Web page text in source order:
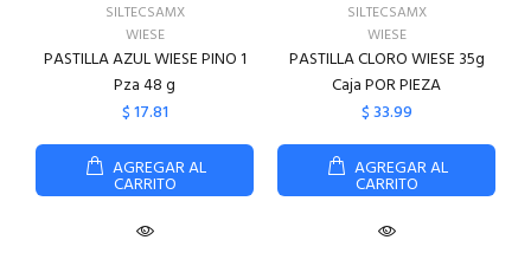
SILTECSAMX
WIESE
PASTILLA AZUL WIESE PINO 1
Pza 48 g
$ 17.81
AGREGAR AL
CARRITO
SILTECSAMX
WIESE
PASTILLA CLORO WIESE 35g
Caja POR PIEZA
$ 33.99
AGREGAR AL
CARRITO